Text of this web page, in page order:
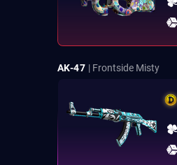
AK-47 | Frontside Misty